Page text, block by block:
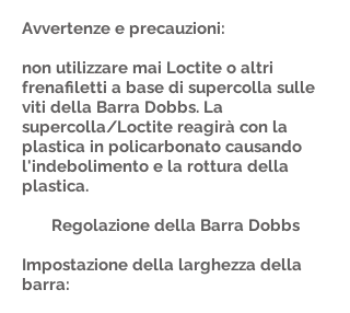
Avvertenze e precauzioni:
non utilizzare mai Loctite o altri
frenafiletti a base di supercolla sulle
viti della Barra Dobbs. La
supercolla/Loctite reagirà con la
plastica in policarbonato causando
l'indebolimento e la rottura della
plastica.
Regolazione della Barra Dobbs
Impostazione della larghezza della
barra: